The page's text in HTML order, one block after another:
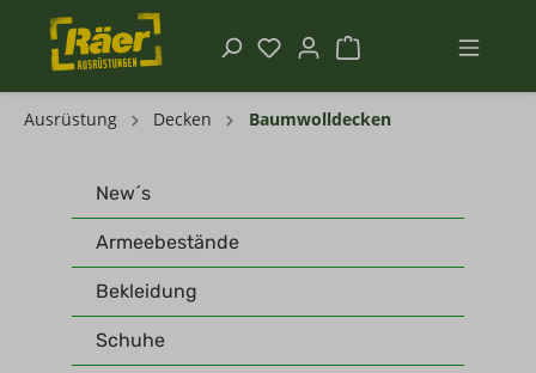
Ausrüstung Decken Baumwolldecken
New´s
Armeebestände
Bekleidung
Schuhe